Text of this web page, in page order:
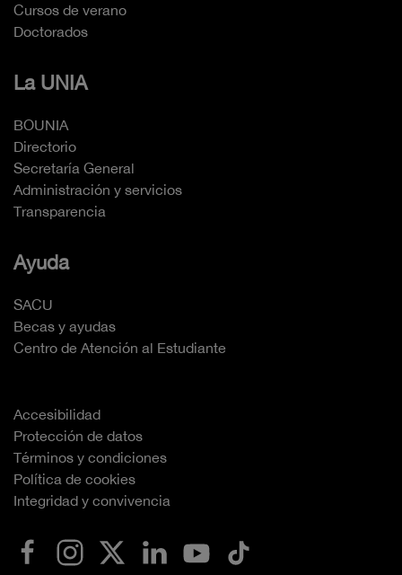
Cursos de verano
Doctorados
La UNIA
BOUNIA
Directorio
Secretaría General
Administración y servicios
Transparencia
Ayuda
SACU
Becas y ayudas
Centro de Atención al Estudiante
Accesibilidad
Protección de datos
Términos y condiciones
Política de cookies
Integridad y convivencia